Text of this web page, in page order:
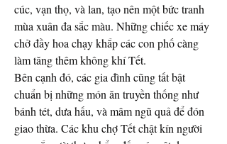
cúc, vạn thọ, và lan, tạo nên một bức tranh
mùa xuân đa sắc màu. Những chiếc xe máy
chở đầy hoa chạy khắp các con phố càng
làm tăng thêm không khí Tết.
Bên cạnh đó, các gia đình cũng tất bật
chuẩn bị những món ăn truyền thống như
bánh tét, dưa hấu, và mâm ngũ quả để đón
giao thừa. Các khu chợ Tết chật kín người